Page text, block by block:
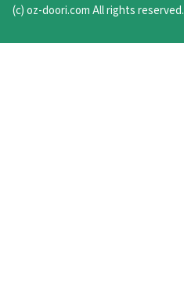
(c) oz-doori.com All rights reserved.